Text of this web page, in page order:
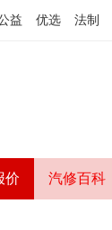
益 优选 法制
价 汽修百科